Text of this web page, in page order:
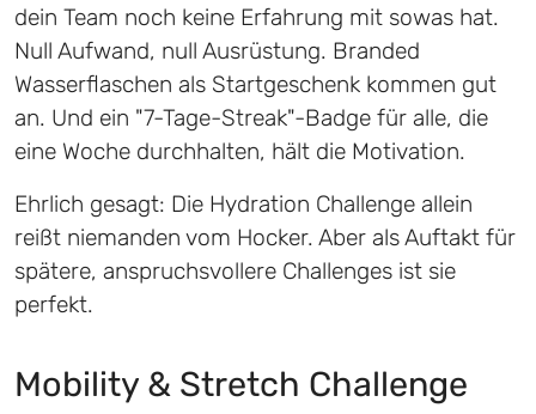
dein Team noch keine Erfahrung mit sowas hat.
Null Aufwand, null Ausrüstung. Branded
Wasserflaschen als Startgeschenk kommen gut
an. Und ein "7-Tage-Streak"-Badge für alle, die
eine Woche durchhalten, hält die Motivation.
Ehrlich gesagt: Die Hydration Challenge allein
reißt niemanden vom Hocker. Aber als Auftakt für
spätere, anspruchsvollere Challenges ist sie
perfekt.
Mobility & Stretch Challenge